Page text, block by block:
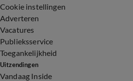
Cookie instellingen
Adverteren
Vacatures
Publieksservice
Toegankelijkheid
Uitzendingen
Vandaag Inside